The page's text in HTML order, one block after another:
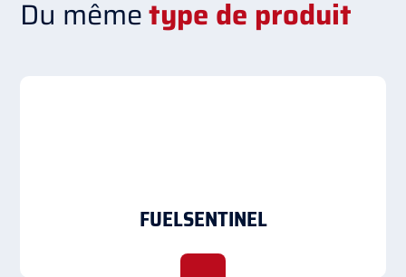
Du mêmetype de produit
FUELSENTINEL